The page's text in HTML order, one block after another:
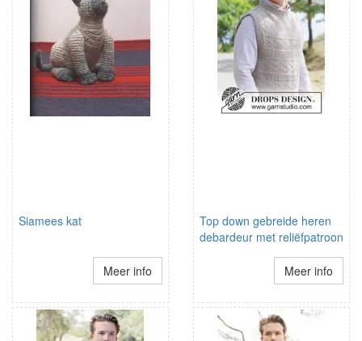
Siamees kat
Meer info
Top down gebreide heren
debardeur met reliëfpatroon
Meer info